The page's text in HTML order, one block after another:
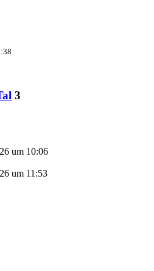
3
um 10:06
um 11:53